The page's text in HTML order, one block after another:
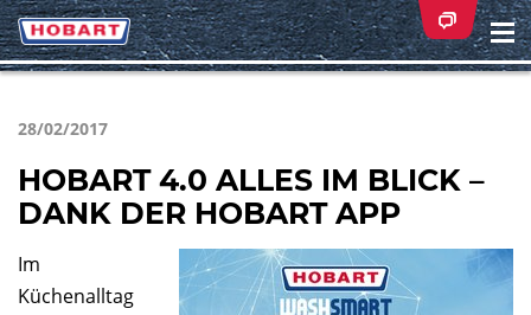
28/02/2017
HOBART 4.0 ALLES IM BLICK –
DANK DER HOBART APP
Im
Küchenalltag